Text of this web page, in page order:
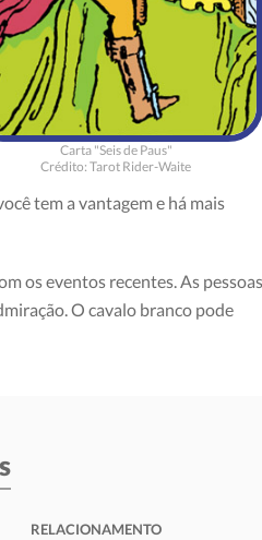
Carta "Seis de Paus"
Crédito: Tarot Rider-Waite
tem a vantagem e há mais
os eventos recentes. As pessoas
O cavalo branco pode
RELACIONAMENTO